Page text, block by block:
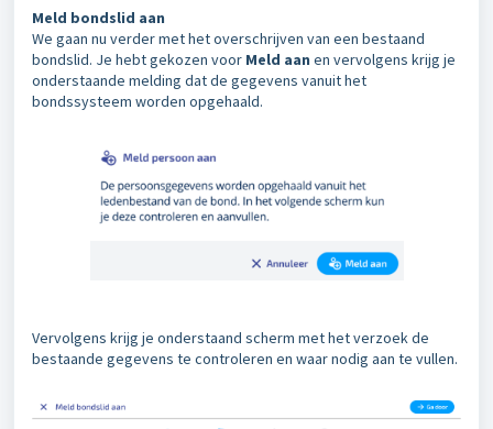
Meld bondslid aan
We gaan nu verder met het overschrijven van een bestaand
bondslid. Je hebt gekozen voor Meld aan en vervolgens krijg je
onderstaande melding dat de gegevens vanuit het
bondssysteem worden opgehaald.
Vervolgens krijg je onderstaand scherm met het verzoek de
bestaande gegevens te controleren en waar nodig aan te vullen.